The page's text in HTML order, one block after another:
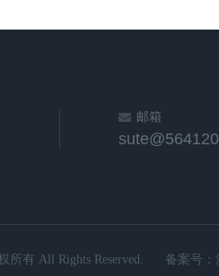
邮箱
有 All Rights Reserved. 备案号：